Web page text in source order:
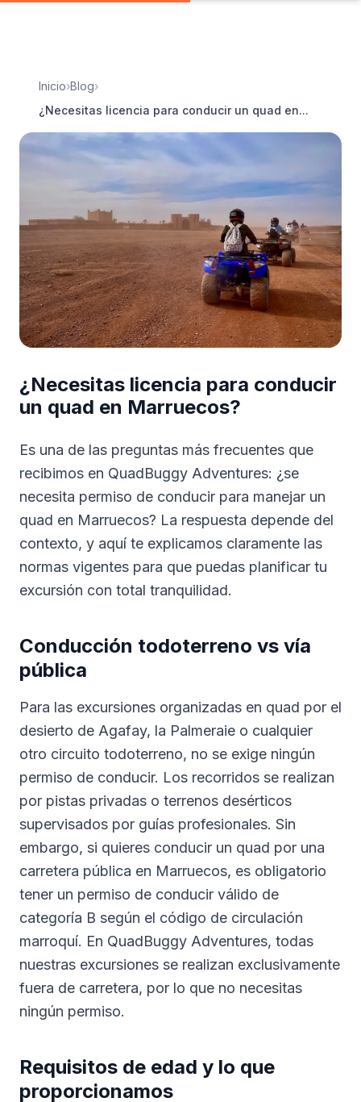
Inicio›Blog›
¿Necesitas licencia para conducir un quad en...
¿Necesitas licencia para conducir
un quad en Marruecos?
Es una de las preguntas más frecuentes que
recibimos en QuadBuggy Adventures: ¿se
necesita permiso de conducir para manejar un
quad en Marruecos? La respuesta depende del
contexto, y aquí te explicamos claramente las
normas vigentes para que puedas planificar tu
excursión con total tranquilidad.
Conducción todoterreno vs vía
pública
Para las excursiones organizadas en quad por el
desierto de Agafay, la Palmeraie o cualquier
otro circuito todoterreno, no se exige ningún
permiso de conducir. Los recorridos se realizan
por pistas privadas o terrenos desérticos
supervisados por guías profesionales. Sin
embargo, si quieres conducir un quad por una
carretera pública en Marruecos, es obligatorio
tener un permiso de conducir válido de
categoría B según el código de circulación
marroquí. En QuadBuggy Adventures, todas
nuestras excursiones se realizan exclusivamente
fuera de carretera, por lo que no necesitas
ningún permiso.
Requisitos de edad y lo que
proporcionamos